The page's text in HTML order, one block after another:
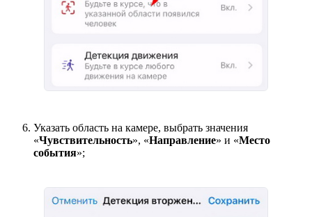
Указать область на камере, выбрать значения
«Чувствительность», «Направление» и «Место
события»;